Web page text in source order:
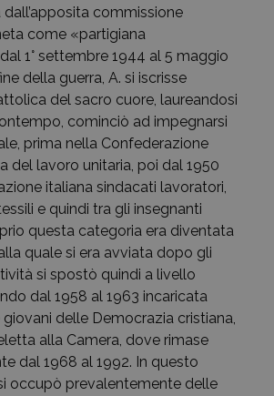
dall’apposita commissione
come «partigiana
1° settembre 1944 al 5 maggio
della guerra, A. si iscrisse
del sacro cuore, laureandosi
cominciò ad impegnarsi
prima nella Confederazione
del lavoro unitaria, poi dal 1950
italiana sindacati lavoratori,
e quindi tra gli insegnanti
questa categoria era diventata
quale si era avviata dopo gli
si spostò quindi a livello
dal 1958 al 1963 incaricata
delle Democrazia cristiana,
alla Camera, dove rimase
dal 1968 al 1992. In questo
occupò prevalentemente delle